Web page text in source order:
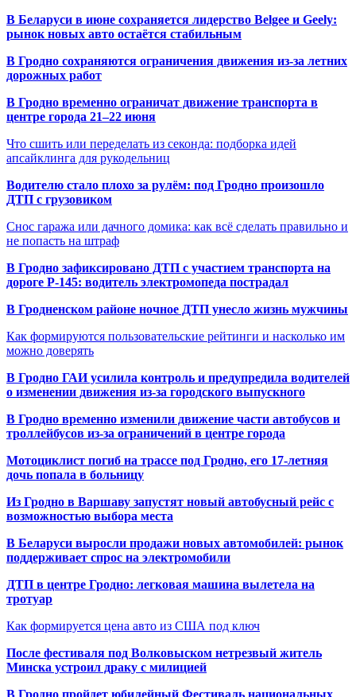
В Беларуси в июне сохраняется лидерство Belgee и Geely:
рынок новых авто остаётся стабильным
В Гродно сохраняются ограничения движения из-за летних
дорожных работ
В Гродно временно ограничат движение транспорта в
центре города 21–22 июня
Что сшить или переделать из секонда: подборка идей
апсайклинга для рукодельниц
Водителю стало плохо за рулём: под Гродно произошло
ДТП с грузовиком
Снос гаража или дачного домика: как всё сделать правильно и
не попасть на штраф
В Гродно зафиксировано ДТП с участием транспорта на
дороге Р-145: водитель электромопеда пострадал
В Гродненском районе ночное ДТП унесло жизнь мужчины
Как формируются пользовательские рейтинги и насколько им
можно доверять
В Гродно ГАИ усилила контроль и предупредила водителей
о изменении движения из-за городского выпускного
В Гродно временно изменили движение части автобусов и
троллейбусов из-за ограничений в центре города
Мотоциклист погиб на трассе под Гродно, его 17-летняя
дочь попала в больницу
Из Гродно в Варшаву запустят новый автобусный рейс с
возможностью выбора места
В Беларуси выросли продажи новых автомобилей: рынок
поддерживает спрос на электромобили
ДТП в центре Гродно: легковая машина вылетела на
тротуар
Как формируется цена авто из США под ключ
После фестиваля под Волковыском нетрезвый житель
Минска устроил драку с милицией
В Гродно пройдет юбилейный Фестиваль национальных